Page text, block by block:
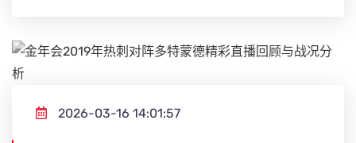
2026-03-16 14:01:57